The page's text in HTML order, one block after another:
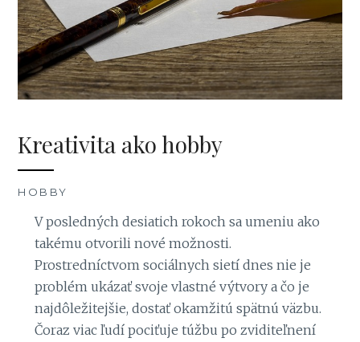
Kreativita ako hobby
HOBBY
V posledných desiatich rokoch sa umeniu ako
takému otvorili nové možnosti.
Prostredníctvom sociálnych sietí dnes nie je
problém ukázať svoje vlastné výtvory a čo je
najdôležitejšie, dostať okamžitú spätnú väzbu.
Čoraz viac ľudí pociťuje túžbu po zviditeľnení